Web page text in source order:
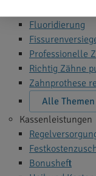
Fluoridierung
Professionelle
Richtig Zähne
Zahnprothese
Alle
Kassenleistungen
Bonusheft